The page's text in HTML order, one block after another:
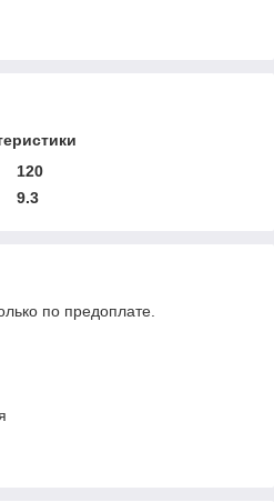
120
9.3
по предоплате.